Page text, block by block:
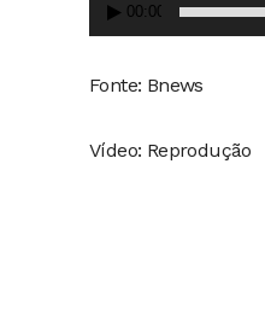
00:00
Fonte: Bnews
Vídeo: Reprodução